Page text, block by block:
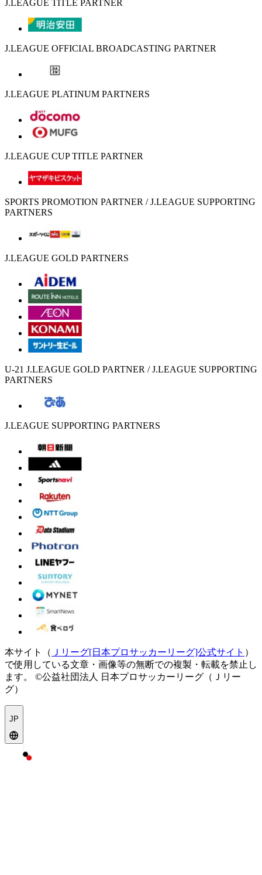
J.LEAGUE TITLE PARTNER
J.LEAGUE OFFICIAL BROADCASTING PARTNER
J.LEAGUE PLATINUM PARTNERS
J.LEAGUE CUP TITLE PARTNER
SPORTS PROMOTION PARTNER / J.LEAGUE SUPPORTING
PARTNERS
J.LEAGUE GOLD PARTNERS
U-21 J.LEAGUE GOLD PARTNER / J.LEAGUE SUPPORTING
PARTNERS
J.LEAGUE SUPPORTING PARTNERS
本サイト（ Ｊリーグ[日本プロサッカーリーグ]公式サイト ）
で使用している文章・画像等の無断での複製・転載を禁止し
ます。
©公益社団法人 日本プロサッカーリーグ（Ｊリー
グ）
JP